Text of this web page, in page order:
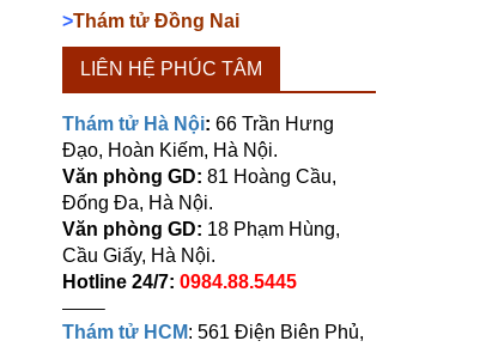
>Thám tử Đồng Nai
LIÊN HỆ PHÚC TÂM
Thám tử Hà Nội: 66 Trần Hưng
Đạo, Hoàn Kiếm, Hà Nội.
Văn phòng GD: 81 Hoàng Cầu,
Đống Đa, Hà Nội.
Văn phòng GD: 18 Phạm Hùng,
Cầu Giấy, Hà Nội.
Hotline 24/7: 0984.88.5445
——–
Thám tử HCM: 561 Điện Biên Phủ,